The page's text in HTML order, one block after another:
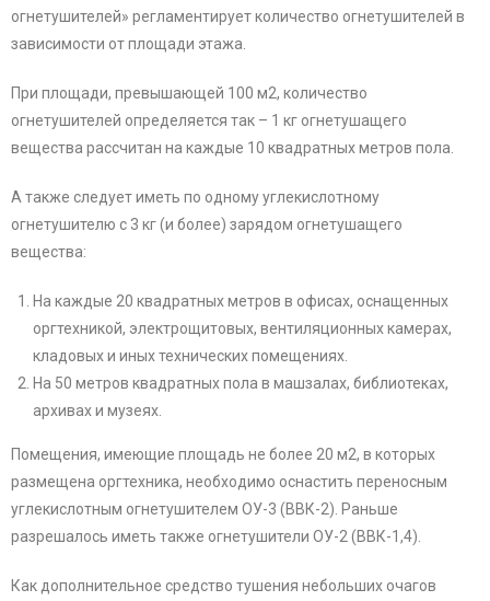
огнетушителей» регламентирует количество огнетушителей в
зависимости от площади этажа.
При площади, превышающей 100 м2, количество
огнетушителей определяется так – 1 кг огнетушащего
вещества рассчитан на каждые 10 квадратных метров пола.
А также следует иметь по одному углекислотному
огнетушителю с 3 кг (и более) зарядом огнетушащего
вещества:
На каждые 20 квадратных метров в офисах, оснащенных
оргтехникой, электрощитовых, вентиляционных камерах,
кладовых и иных технических помещениях.
На 50 метров квадратных пола в машзалах, библиотеках,
архивах и музеях.
Помещения, имеющие площадь не более 20 м2, в которых
размещена оргтехника, необходимо оснастить переносным
углекислотным огнетушителем ОУ-3 (ВВК-2). Раньше
разрешалось иметь также огнетушители ОУ-2 (ВВК-1,4).
Как дополнительное средство тушения небольших очагов